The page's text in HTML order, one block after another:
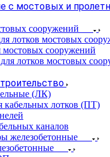
с мостовых и
сооружений
лотков мостовых
мостовых сооружений
лотков мостовых
(ЛК)
кабельных лотков (ПТ)
каналов
железобетонные